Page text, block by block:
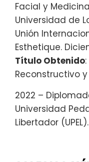
Facial y
Universidad de
Unión
Esthetique.
Título Obtenido
Reconstructivo
2022 –
Universidad
Libertador